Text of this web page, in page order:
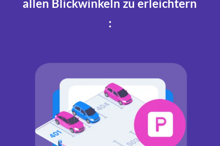
allen Blickwinkeln zu erleichtern
: